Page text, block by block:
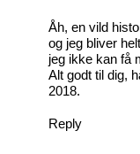
Åh, en vild
og jeg bliver
jeg ikke kan få
Alt godt til dig,
2018.
Reply